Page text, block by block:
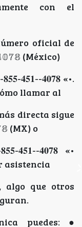
con el
oficial de
(México)
𝟒𝟓𝟏--𝟒𝟎𝟕𝟖 «•.
llamar al
directa sigue
(MX) o
𝟒𝟓𝟏--𝟒𝟎𝟕𝟖 «•
asistencia
algo que otros
puedes: ●